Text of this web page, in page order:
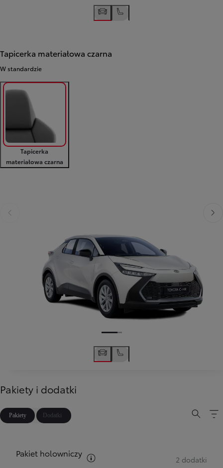
Tapicerka materiałowa czarna
W standardzie
Tapicerka
materiałowa czarna
Poprzedni
Pakiety i dodatki
Pakiety Dodatki
Pakiet holowniczy
2 dodatki